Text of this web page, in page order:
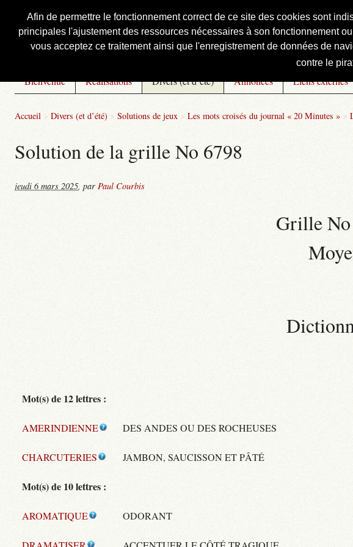
Afin de permettre le fonctionnement correct de ce site des cookies sont
principales l'ajustement des ressources nécessaires à son fonctionnement
vous acceptez ce traitement ainsi que l'enregistrement de données de
contre le
Courbis, « LE » Blog Officiel
Bienvenue Réalisations Divers (et d’été) Annonces Liens externes
Accueil > Divers (et d’été) > Solutions de jeux > Les mots croisés du journal « 20 Minutes » >
Solution de la grille No 6798
jeudi 6 mars 2025, par Paul Courbis
Grille
Mot(s) de 12 lettres :
AMERINDIENNE DES ANDES OU DES ROCHEUSES
CHARCUTERIES JAMBON, SAUCISSON ET PÂTÉ
Mot(s) de 10 lettres :
AROMATIQUE ODORANT